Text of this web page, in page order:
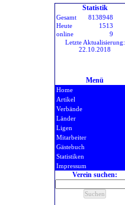
Statistik
Gesamt
8138948
Heute
1513
online
9
Letzte Aktualisierung:
22.10.2018
Menü
Home
Artikel
Verbände
Länder
Ligen
Mitarbeiter
Gästebuch
Statistiken
Impressum
Verein suchen: